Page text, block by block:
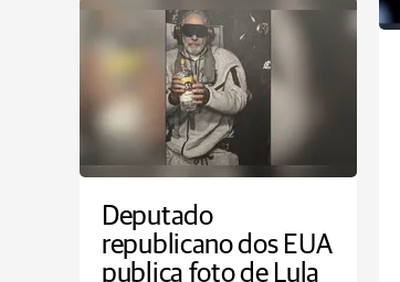
Deputado
republicano dos EUA
publica foto de Lula